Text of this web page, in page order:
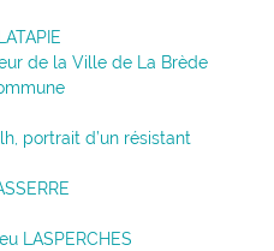
de la Ville de La Brède
portrait d’un résistant
LASPERCHES